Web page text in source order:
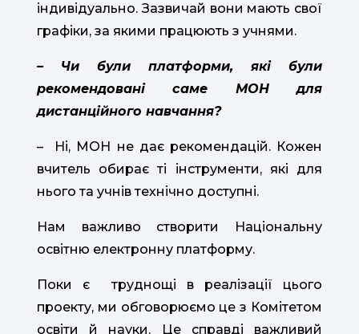
індивідуально. Зазвичай вони мають свої
графіки, за якими працюють з учнями.
– Чи були платформи, які були
рекомендовані саме МОН для
дистанційного навчання?
– Ні, МОН не дає рекомендацій. Кожен
вчитель обирає ті інструменти, які для
нього та учнів технічно доступні.
Нам важливо створити Національну
освітню електронну платформу.
Поки є труднощі в реалізації цього
проекту, ми обговорюємо це з Комітетом
освіти й науки. Це справді важливий